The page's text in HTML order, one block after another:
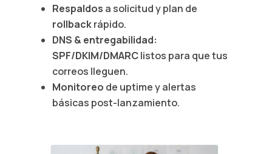
Respaldos a solicitud y plan de
rollbackrápido.
DNS & entregabilidad:
SPF/DKIM/DMARClistos para que tus
correos lleguen.
Monitoreo de uptime y alertas
básicas post-lanzamiento.